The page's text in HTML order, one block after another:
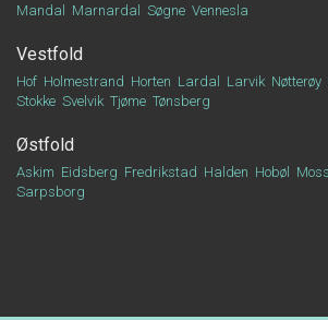
Mandal
Marnardal Søgne Vennesla
Vestfold
Hof Holmestrand Horten Lardal Larvik Nøtterøy
Stokke Svelvik Tjøme Tønsberg
Østfold
Askim Eidsberg Fredrikstad Halden Hobøl Moss
Sarpsborg